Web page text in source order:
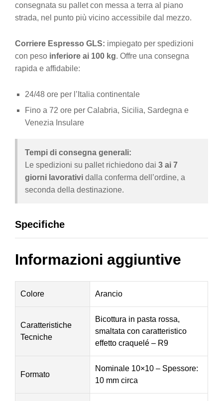
consegnata su pallet con messa a terra al piano
strada, nel punto più vicino accessibile dal mezzo.
Corriere Espresso GLS: impiegato per spedizioni
con peso inferiore ai 100 kg. Offre una consegna
rapida e affidabile:
24/48 ore per l’Italia continentale
Fino a 72 ore per Calabria, Sicilia, Sardegna e
Venezia Insulare
Tempi di consegna generali:
Le spedizioni su pallet richiedono dai 3 ai 7
giorni lavorativi dalla conferma dell’ordine, a
seconda della destinazione.
Specifiche
Informazioni aggiuntive
Colore Arancio
Caratteristiche
Tecniche
Bicottura in pasta rossa,
smaltata con caratteristico
effetto craquelé – R9
Formato
Nominale 10×10 – Spessore:
10 mm circa